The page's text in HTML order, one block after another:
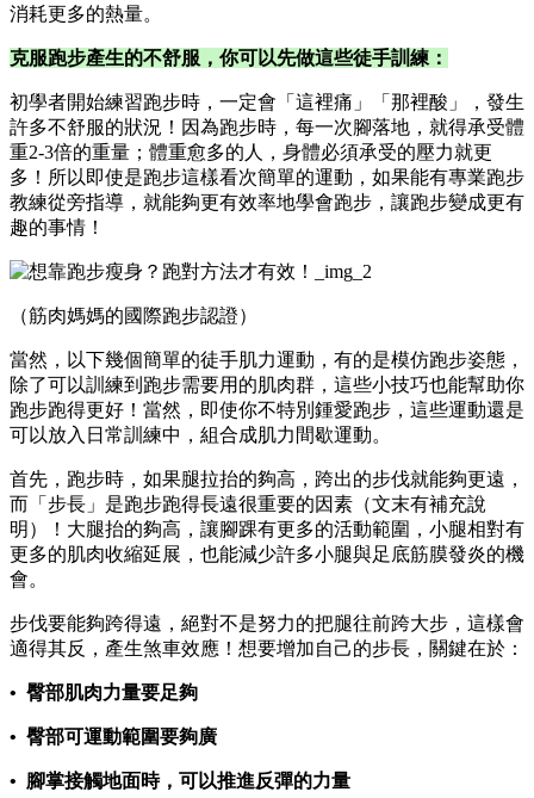
消耗更多的熱量。
克服跑步產生的不舒服，你可以先做這些徒手訓練：
初學者開始練習跑步時，一定會「這裡痛」「那裡酸」，發生
許多不舒服的狀況！因為跑步時，每一次腳落地，就得承受體
重2-3倍的重量；體重愈多的人，身體必須承受的壓力就更
多！所以即使是跑步這樣看次簡單的運動，如果能有專業跑步
教練從旁指導，就能夠更有效率地學會跑步，讓跑步變成更有
趣的事情！
（筋肉媽媽的國際跑步認證）
當然，以下幾個簡單的徒手肌力運動，有的是模仿跑步姿態，
除了可以訓練到跑步需要用的肌肉群，這些小技巧也能幫助你
跑步跑得更好！當然，即使你不特別鍾愛跑步，這些運動還是
可以放入日常訓練中，組合成肌力間歇運動。
首先，跑步時，如果腿拉抬的夠高，跨出的步伐就能夠更遠，
而「步長」是跑步跑得長遠很重要的因素（文末有補充說
明）！大腿抬的夠高，讓腳踝有更多的活動範圍，小腿相對有
更多的肌肉收縮延展，也能減少許多小腿與足底筋膜發炎的機
會。
步伐要能夠跨得遠，絕對不是努力的把腿往前跨大步，這樣會
適得其反，產生煞車效應！想要增加自己的步長，關鍵在於：
• 臀部肌肉力量要足夠
• 臀部可運動範圍要夠廣
• 腳掌接觸地面時，可以推進反彈的力量